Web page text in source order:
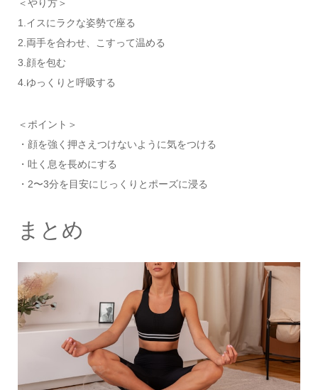
＜やり方＞
1.イスにラクな姿勢で座る
2.両手を合わせ、こすって温める
3.顔を包む
4.ゆっくりと呼吸する
＜ポイント＞
・顔を強く押さえつけないように気をつける
・吐く息を長めにする
・2〜3分を目安にじっくりとポーズに浸る
まとめ